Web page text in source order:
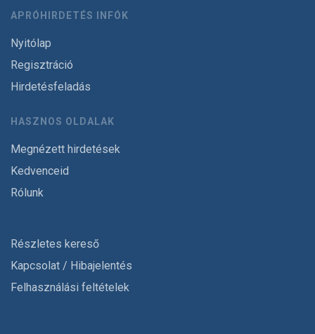
APRÓHIRDETÉS INFÓK
Nyitólap
Regisztráció
Hirdetésfeladás
HASZNOS OLDALAK
Megnézett hirdetések
Kedvenceid
Rólunk
Részletes kereső
Kapcsolat / Hibajelentés
Felhasználási feltételek